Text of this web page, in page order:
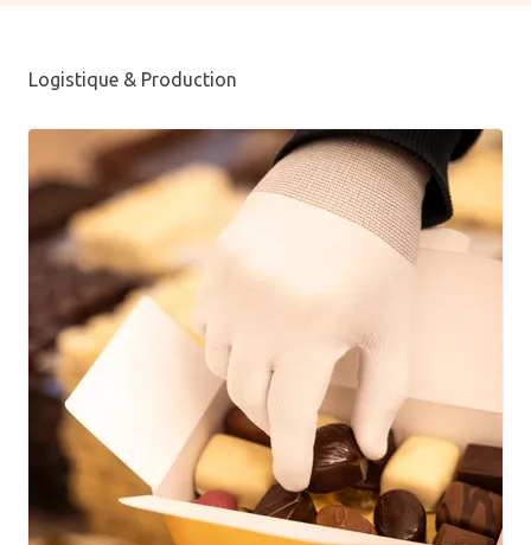
Logistique & Production